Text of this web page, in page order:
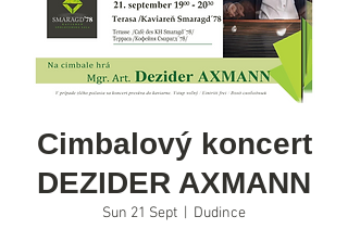
Cimbalový koncert
DEZIDER AXMANN
Sun 21 Sept Dudince